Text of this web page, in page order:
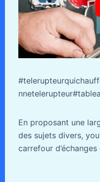
En proposant une
des sujets divers,
carrefour